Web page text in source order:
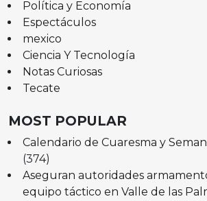
Política y Economía
Espectáculos
mexico
Ciencia Y Tecnología
Notas Curiosas
Tecate
MOST POPULAR
Calendario de Cuaresma y
(374)
Aseguran autoridades
equipo táctico en Valle de las